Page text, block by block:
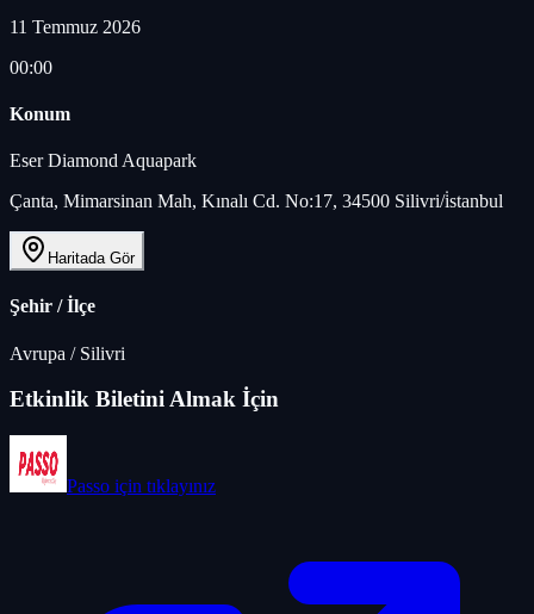
11 Temmuz 2026
00:00
Konum
Eser Diamond Aquapark
Çanta, Mimarsinan Mah, Kınalı Cd. No:17, 34500 Silivri/i̇stanbul
Haritada Gör
Şehir / İlçe
Avrupa / Silivri
Etkinlik Biletini Almak İçin
Passo için tıklayınız